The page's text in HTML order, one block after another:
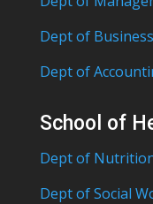
Dept of
Dept of
School of
Dept of
Dept of Social